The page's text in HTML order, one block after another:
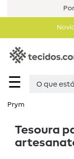
☰
Prym
Tesoura